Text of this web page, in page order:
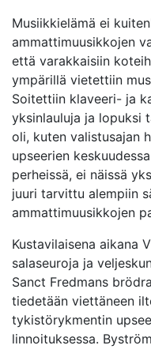
Musiikkielämä ei
ammattimuusikkojen
että varakkaisiin
ympärillä vietettiin
Soitettiin klaveeri- ja
yksinlauluja ja lopuksi
oli, kuten valistusajan
upseerien
perheissä, ei näissä
juuri tarvittu alempiin
ammattimuusikkojen
Kustavilaisena aikana
salaseuroja ja
Sanct Fredmans
tiedetään viettäneen
tykistörykmentin
linnoituksessa.